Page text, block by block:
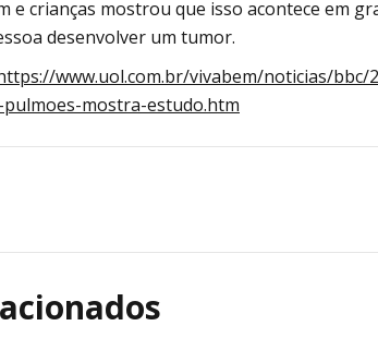
e crianças mostrou que isso acontece em
desenvolver um tumor.
www.uol.com.br/vivabem/noticias/
pulmoes-mostra-estudo.htm